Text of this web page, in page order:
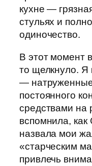
кухне —
стульях и
одиночество.
В этот момент
то щелкнуло. Я
—
постоянного
средствами на
вспомнила, как
назвала мои
«старческим
привлечь